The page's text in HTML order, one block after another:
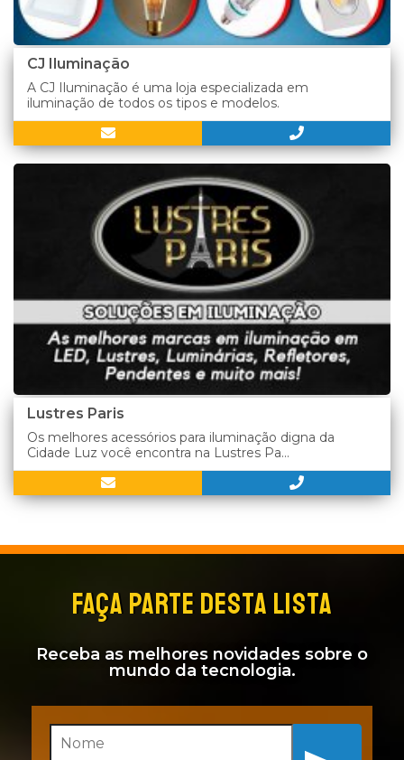
CJ Iluminação
A CJ Iluminação é uma loja especializada em
iluminação de todos os tipos e modelos.
Lustres Paris
Os melhores acessórios para iluminação digna da
Cidade Luz você encontra na Lustres Pa...
FAÇA PARTE DESTA LISTA
Receba as melhores novidades sobre o
mundo da tecnologia.